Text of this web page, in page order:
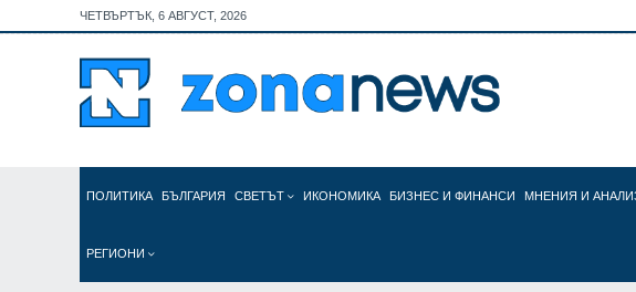
ЧЕТВЪРТЪК, 6 АВГУСТ, 2026
ПОЛИТИКА БЪЛГАРИЯ СВЕТЪТ ИКОНОМИКА БИЗНЕС И ФИНАНСИ МНЕНИЯ И
РЕГИОНИ